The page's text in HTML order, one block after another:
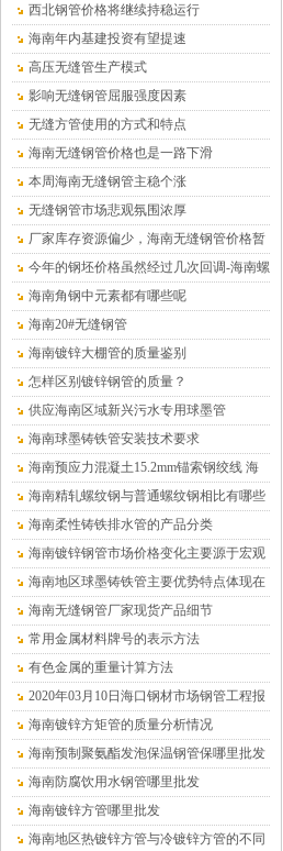
钢厂家
西北钢管价格将继续持稳运行
海南年内基建投资有望提速
高压无缝管生产模式
影响无缝钢管屈服强度因素
无缝方管使用的方式和特点
海南无缝钢管价格也是一路下滑
本周海南无缝钢管主稳个涨
无缝钢管市场悲观氛围浓厚
厂家库存资源偏少，海南无缝钢管价格暂
时平稳为主
今年的钢坯价格虽然经过几次回调-海南螺
旋钢管
海南角钢中元素都有哪些呢
海南20#无缝钢管
海南镀锌大棚管的质量鉴别
怎样区别镀锌钢管的质量？
供应海南区域新兴污水专用球墨管
海南球墨铸铁管安装技术要求
海南预应力混凝土15.2mm锚索钢绞线 海
南沧盛销售
海南精轧螺纹钢与普通螺纹钢相比有哪些
优点？
海南柔性铸铁排水管的产品分类
海南镀锌钢管市场价格变化主要源于宏观
供求关系的变化
海南地区球墨铸铁管主要优势特点体现在
哪儿
海南无缝钢管厂家现货产品细节
常用金属材料牌号的表示方法
有色金属的重量计算方法
2020年03月10日海口钢材市场钢管工程报
价表
海南镀锌方矩管的质量分析情况
海南预制聚氨酯发泡保温钢管保哪里批发
（温泉水专用）
海南防腐饮用水钢管哪里批发
海南镀锌方管哪里批发
海南地区热镀锌方管与冷镀锌方管的不同